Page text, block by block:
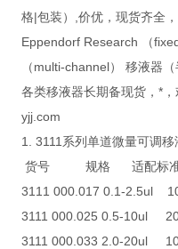
格|包装）,价优，现货齐全，
Eppendorf Research （
（multi-channel） 移液器（
各类移液器长期备现货，*
yjj.com
1. 3111系列单道微量可调移
货号 规格 适配标准
3111 000.017 0.1-2.5ul
3111 000.025 0.5-10ul
3111 000.033 2.0-20ul